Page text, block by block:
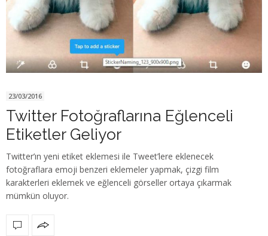
23/03/2016
Twitter Fotoğraflarına Eğlenceli
Etiketler Geliyor
Twitter’ın yeni etiket eklemesi ile Tweet’lere eklenecek
fotoğraflara emoji benzeri eklemeler yapmak, çizgi film
karakterleri eklemek ve eğlenceli görseller ortaya çıkarmak
mümkün oluyor.